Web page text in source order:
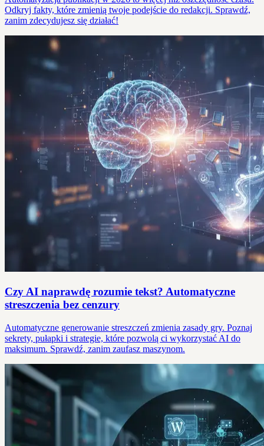
Odkryj fakty, które zmienią twoje podejście do redakcji. Sprawdź,
zanim zdecydujesz się działać!
Czy AI naprawdę rozumie tekst? Automatyczne
streszczenia bez cenzury
Automatyczne generowanie streszczeń zmienia zasady gry. Poznaj
sekrety, pułapki i strategie, które pozwolą ci wykorzystać AI do
maksimum. Sprawdź, zanim zaufasz maszynom.